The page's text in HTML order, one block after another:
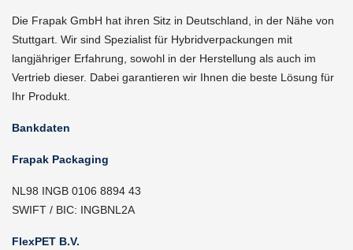
Die Frapak GmbH hat ihren Sitz in Deutschland, in der Nähe von
Stuttgart. Wir sind Spezialist für Hybridverpackungen mit
langjähriger Erfahrung, sowohl in der Herstellung als auch im
Vertrieb dieser. Dabei garantieren wir Ihnen die beste Lösung für
Ihr Produkt.
Bankdaten
Frapak Packaging
NL98 INGB 0106 8894 43
SWIFT / BIC: INGBNL2A
FlexPET B.V.